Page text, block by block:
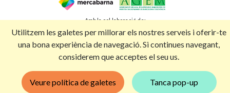
Utilitzem les galetes per millorar els nostres serveis i oferir-te
una bona experiència de navegació. Si continues navegant,
considerem que acceptes el seu us.
Veure política de galetes Tanca pop-up
Amb la col·laboració de: